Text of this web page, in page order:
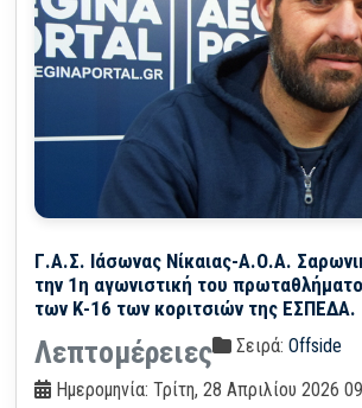
Γ.Α.Σ. Ιάσωνας Νίκαιας-Α.Ο.Α.
την 1η αγωνιστική του
των Κ-16 των κοριτσιών της ΕΣΠΕΔΑ.
Λεπτομέρειες Σειρά:Offside
Ημερομηνία: Τρίτη, 28 Απριλίου 2026